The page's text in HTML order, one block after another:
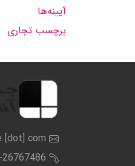
آیینه‌ها
برچسب تجاری
[dot] com